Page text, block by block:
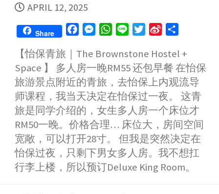
PUBLISHED
DATE
APRIL 12, 2025
Share
c
e
b
o
o
k
s
s
e
n
g
e
r
W
a
t
A
p
n
e
i
t
t
e
r
n
a
W
e
i
b
o
a
r
e
【怡保青旅｜The Brownstone Hostel +
Space 】 多人房一晚RM55 还包早餐 在怡保
旅游景点附近的青旅，去怡保上内观流导
师课程，我当天决定在怡保过一夜。 这青
旅是同学介绍的，女生多人房一个床位才
RM50一晚。价格合理… 床位大，房间空间
宽敞，可以打开28寸。 但我是突然决定在
怡保过夜，只剩下男女多人房。我不想扛
行李上楼，所以预订Deluxe King Room。